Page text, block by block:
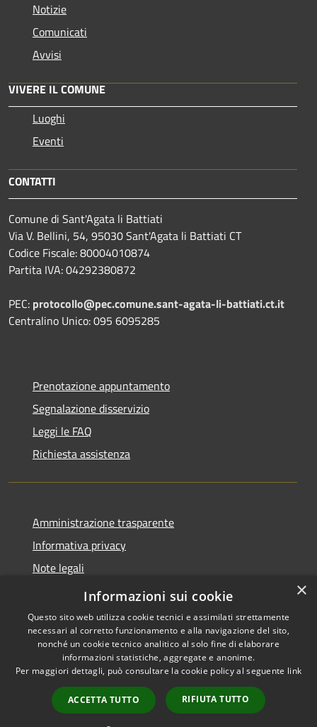
Notizie
Comunicati
Avvisi
VIVERE IL COMUNE
Luoghi
Eventi
CONTATTI
Comune di Sant'Agata li Battiati
Via V. Bellini, 54, 95030 Sant'Agata li Battiati CT
Codice Fiscale: 80004010874
Partita IVA: 04292380872
PEC: protocollo@pec.comune.sant-agata-li-battiati.ct.it
Centralino Unico: 095 6095285
Prenotazione appuntamento
Segnalazione disservizio
Leggi le FAQ
Richiesta assistenza
Amministrazione trasparente
Informativa privacy
Note legali
Dichiarazione di accessibilità
Accessibilità
Copyright © 2026 • Comune di
Sant'Agata Li Battiati •
Powered byMunicipium
Accesso redazione
×
Informazioni sui cookie
Questo sito web utilizza cookie tecnici e assimilati strettamente
necessari al corretto funzionamento e alla navigazione del sito,
nonché un cookie tecnico analitico al solo fine di elaborare
informazioni statistiche, aggregate e anonime.
Per maggiori dettagli, può consultare la cookie policy al seguente link
ACCETTA TUTTO RIFIUTA TUTTO